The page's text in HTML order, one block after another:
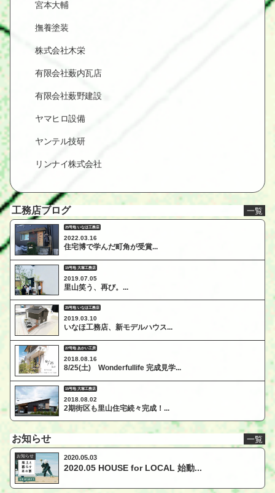
宮本大輔
撫養塗装
株式会社木栄
有限会社薮内瓦店
有限会社薮野建設
ヤマヒロ設備
ヤンテル技研
リンナイ株式会社
工務店ブログ 一覧
25号地 いなほ工務店
2022.03.16
住宅博で学んだ町角が受賞...
15号地 大塚工務店
2019.07.05
里山笑う、再び。...
25号地 いなほ工務店
2019.03.10
いなほ工務店、新モデルハウス...
27号地 あかい工房
2018.08.16
8/25(土) Wonderfullife 完成見学...
15号地 大塚工務店
2018.08.02
2期街区も里山住宅続々完成！...
お知らせ 一覧
お知らせ 2020.05.03
2020.05 HOUSE for LOCAL 始動...